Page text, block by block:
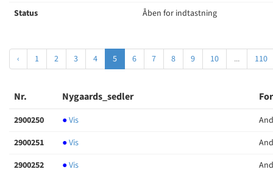
Status
Åben for indtastning
‹ 1 2 3 4 5 6 7 8 9 10 ... 110
Nr. Nygaards_sedler
2900250 ●Vis
2900251
●Vis
2900252
●Vis